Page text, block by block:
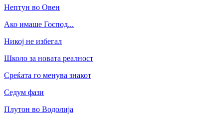
Нептун во Овен
Ако имаше Господ...
Никој не избегал
Школо за новата реалност
Среќата го менува знакот
Седум фази
Плутон во Водолија